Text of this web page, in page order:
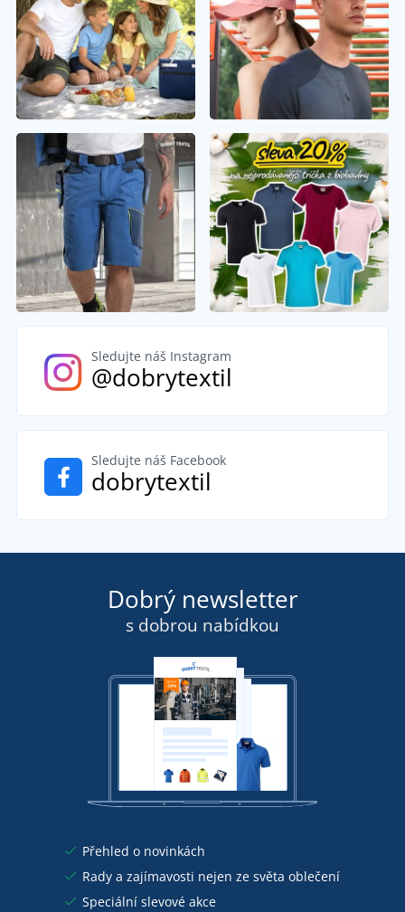
Sledujte náš Instagram
@dobrytextil
Sledujte náš Facebook
dobrytextil
Dobrý newsletter
s dobrou nabídkou
Přehled o novinkách
Rady a zajímavosti nejen ze světa oblečení
Speciální slevové akce